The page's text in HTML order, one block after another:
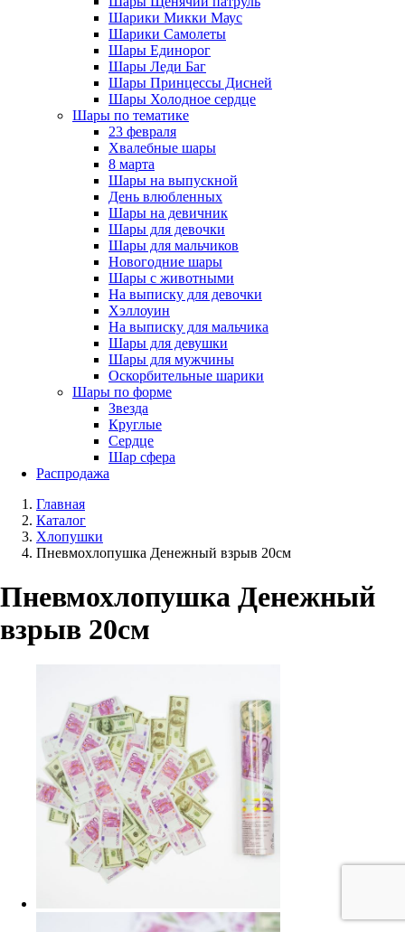
Шарики Микки Маус
Шарики Самолеты
Шары Единорог
Шары Леди Баг
Шары Принцессы Дисней
Шары Холодное сердце
Шары по тематике
23 февраля
Хвалебные шары
8 марта
Шары на выпускной
День влюбленных
Шары на девичник
Шары для девочки
Шары для мальчиков
Новогодние шары
Шары с животными
На выписку для девочки
Хэллоуин
На выписку для мальчика
Шары для девушки
Шары для мужчины
Оскорбительные шарики
Шары по форме
Звезда
Круглые
Сердце
Шар сфера
Распродажа
Главная
Каталог
Хлопушки
Пневмохлопушка Денежный взрыв 20см
Пневмохлопушка Денежный
взрыв 20см